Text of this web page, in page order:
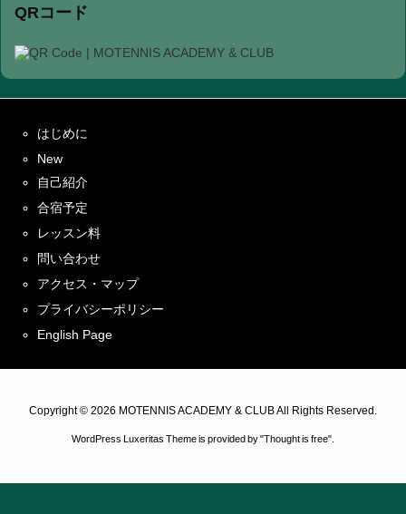
QRコード
はじめに
New
自己紹介
合宿予定
レッスン料
問い合わせ
アクセス・マップ
プライバシーポリシー
English Page
Copyright © 2026 MOTENNIS ACADEMY & CLUBAll Rights Reserved.
WordPress Luxeritas Theme is provided by "Thought is free".